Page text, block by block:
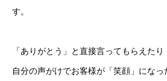
す。
「ありがとう」と直接言ってもらえたり
自分の声がけでお客様が「笑顔」になっ